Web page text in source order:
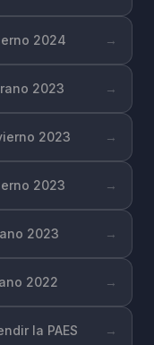
2024 →
2023 →
2023 →
2023 →
2023 →
2022 →
la PAES →